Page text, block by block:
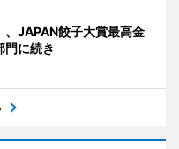
、JAPAN餃子大賞最高金
に続き